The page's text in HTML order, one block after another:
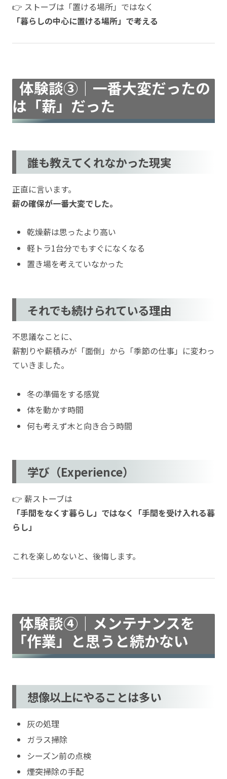
👉 ストーブは「置ける場所」ではなく
「暮らしの中心に置ける場所」で考える
体験談③｜一番大変だったの
は「薪」だった
誰も教えてくれなかった現実
正直に言います。
薪の確保が一番大変でした。
乾燥薪は思ったより高い
軽トラ1台分でもすぐになくなる
置き場を考えていなかった
それでも続けられている理由
不思議なことに、
薪割りや薪積みが「面倒」から「季節の仕事」に変わっ
ていきました。
冬の準備をする感覚
体を動かす時間
何も考えず木と向き合う時間
学び（Experience）
👉 薪ストーブは
「手間をなくす暮らし」ではなく「手間を受け入れる暮
らし」
これを楽しめないと、後悔します。
体験談④｜メンテナンスを
「作業」と思うと続かない
想像以上にやることは多い
灰の処理
ガラス掃除
シーズン前の点検
煙突掃除の手配